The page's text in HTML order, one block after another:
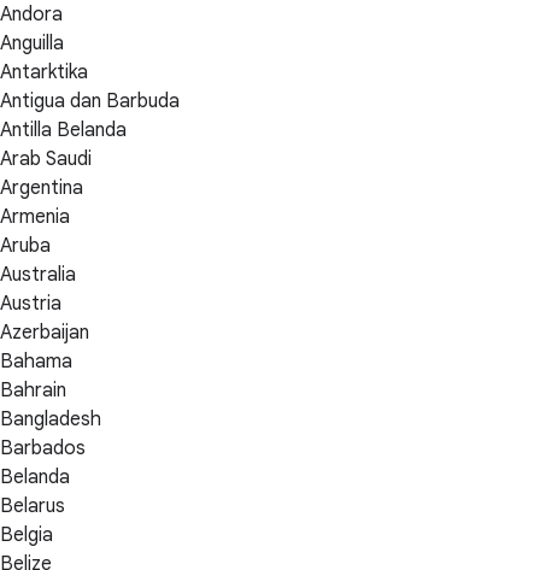
Andora
Anguilla
Antarktika
Antigua dan Barbuda
Antilla Belanda
Arab Saudi
Argentina
Armenia
Aruba
Australia
Austria
Azerbaijan
Bahama
Bahrain
Bangladesh
Barbados
Belanda
Belarus
Belgia
Belize